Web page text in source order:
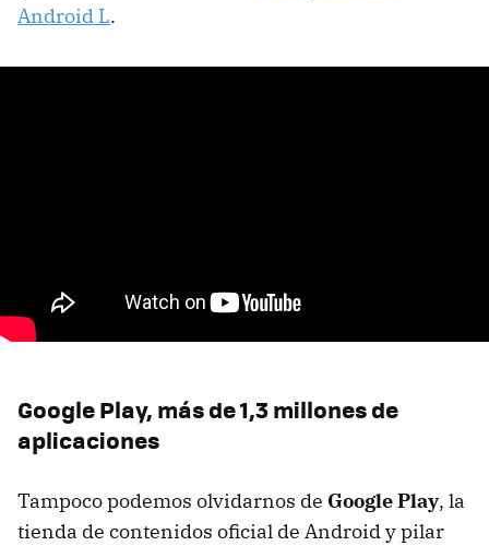
Android L.
Google Play, más de 1,3 millones de
aplicaciones
Tampoco podemos olvidarnos de Google Play, la
tienda de contenidos oficial de Android y pilar